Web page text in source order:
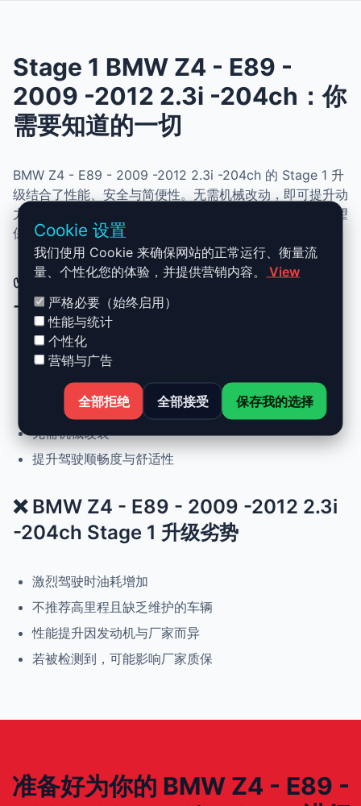
Stage 1 BMW Z4 - E89 -
2009 -2012 2.3i -204ch：你
需要知道的一切
BMW Z4 - E89 - 2009 -2012 2.3i -204ch 的 Stage 1 升
级结合了性能、安全与简便性。无需机械改动，即可提升动
力、扭矩并优化油耗。非常适合追求更灵敏驾驶体验且希望
保持原厂可靠性的车主。
✅ BMW Z4 - E89 - 2009 -2012 2.3i
-204ch Stage 1 升级优势
动力提升高达 +30%，扭矩提升 +25%
正常驾驶下优化油耗
可随时恢复原厂设置
无需机械改装
提升驾驶顺畅度与舒适性
❌ BMW Z4 - E89 - 2009 -2012 2.3i
-204ch Stage 1 升级劣势
激烈驾驶时油耗增加
不推荐高里程且缺乏维护的车辆
性能提升因发动机与厂家而异
若被检测到，可能影响厂家质保
准备好为你的 BMW Z4 - E89 -
Cookie 设置
我们使用 Cookie 来确保网站的正常运行、衡量流
量、个性化您的体验，并提供营销内容。
View
严格必要（始终启用）
性能与统计
个性化
营销与广告
全部拒绝 全部接受 保存我的选择